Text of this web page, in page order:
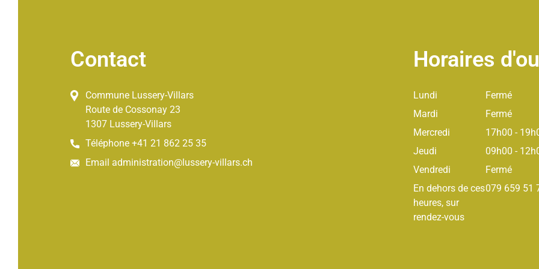
Contact
Commune Lussery-Villars
Route de Cossonay 23
1307 Lussery-Villars
Téléphone +41 21 862 25 35
Email administration@lussery-villars.ch
Horaires
Lundi
Fermé
Mardi
Fermé
Mercredi
17h00 -
Jeudi
09h00 -
Vendredi
Fermé
En dehors de ces
heures, sur
rendez-vous
079 659 51